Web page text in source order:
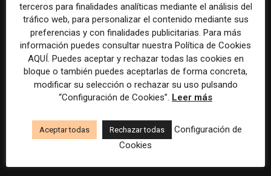
La selección y el tratamiento de la información de estas
ofertas se ha realizado con la asistencia de herramientas
de inteligencia artificial, siempre bajo supervisión
humana.
terceros para finalidades analíticas mediante el análisis del
tráfico web, para personalizar el contenido mediante sus
preferencias y con finalidades publicitarias. Para más
información puedes consultar nuestra Política de Cookies
AQUÍ. Puedes aceptar y rechazar todas las cookies en
bloque o también puedes aceptarlas de forma concreta,
modificar su selección o rechazar su uso pulsando
“Configuración de Cookies”. Leer más
Aceptar todas Rechazar todas
Configuración de
Cookies